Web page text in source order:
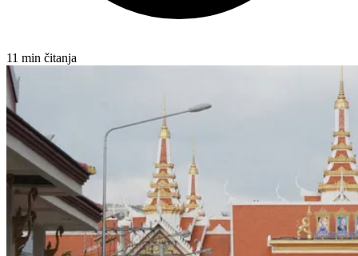
11 min čitanja